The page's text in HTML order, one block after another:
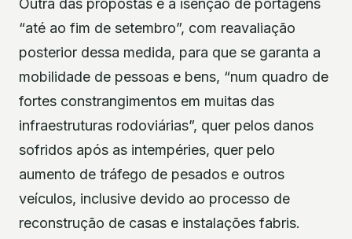
“até ao fim de setembro”, com reavaliação
posterior dessa medida, para que se garanta a
mobilidade de pessoas e bens, “num quadro de
fortes constrangimentos em muitas das
infraestruturas rodoviárias”, quer pelos danos
sofridos após as intempéries, quer pelo
aumento de tráfego de pesados e outros
veículos, inclusive devido ao processo de
reconstrução de casas e instalações fabris.